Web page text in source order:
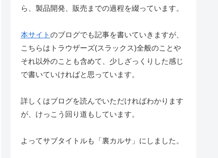
ら、製品開発、販売までの過程を綴っています。
本サイトのブログでも記事を書いていきますが、
こちらはトラウザーズ(スラックス)全般のことや
それ以外のことも含めて、少しざっくりした感じ
で書いていければと思っています。
詳しくはブログを読んでいただければわかります
が、けっこう回り道もしています。
よってサブタイトルも「裏カルサ」にしました。